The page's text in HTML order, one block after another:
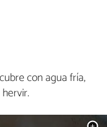
con agua fría,